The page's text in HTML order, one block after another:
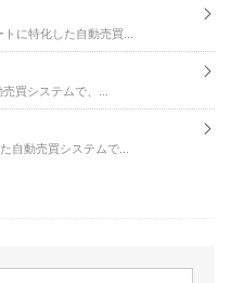
に特化した自動売買...
買システムで、...
自動売買システムで...